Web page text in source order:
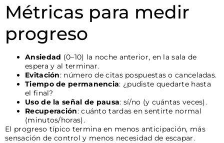
Métricas para medir
progreso
Ansiedad (0–10) la noche anterior, en la sala de
espera y al terminar.
Evitación: número de citas pospuestas o canceladas.
Tiempo de permanencia: ¿pudiste quedarte hasta
el final?
Uso de la señal de pausa: sí/no (y cuántas veces).
Recuperación: cuánto tardas en sentirte normal
(minutos/horas).
El progreso típico termina en menos anticipación, más
sensación de control y menos necesidad de escapar.